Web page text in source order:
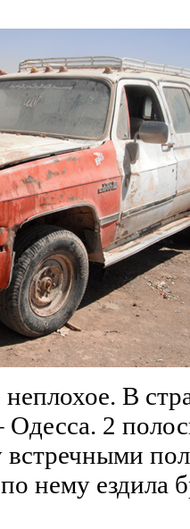
В
Одесса. 2
нему ездила